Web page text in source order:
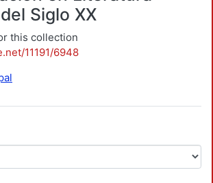
Siglo XX
this collection
11191/6948